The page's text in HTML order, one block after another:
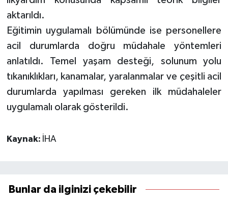
aktarıldı.
Eğitimin uygulamalı bölümünde ise personellere
acil durumlarda doğru müdahale yöntemleri
anlatıldı. Temel yaşam desteği, solunum yolu
tıkanıklıkları, kanamalar, yaralanmalar ve çeşitli acil
durumlarda yapılması gereken ilk müdahaleler
uygulamalı olarak gösterildi.
Kaynak: İHA
Bunlar da ilginizi çekebilir